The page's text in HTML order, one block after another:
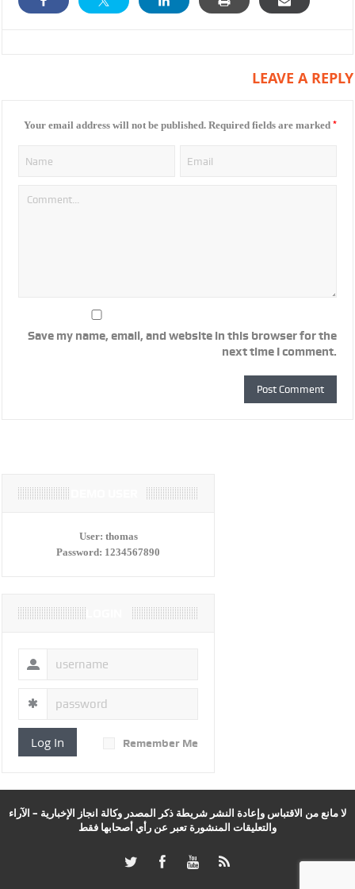
LEAVE A REPLY
Your email address will not be published. Required fields are marked *
Save my name, email, and website in this browser for the
next time I comment.
User: thomas
Password: 1234567890
Log In Remember Me
لا مانع من الاقتباس وإعادة النشر شريطة ذكر المصدر وكالة انجاز الإخبارية – الآراء
والتعليقات المنشورة تعبر عن رأي أصحابها فقط